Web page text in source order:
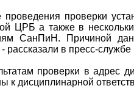
проверки
ЦРБ а также в
СанПиН. Причиной
рассказали в пресс-
проверки в адрес
к дисциплинарной